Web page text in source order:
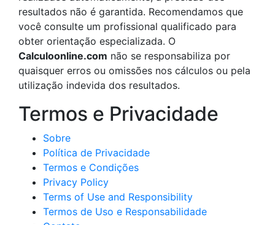
resultados não é garantida. Recomendamos que
você consulte um profissional qualificado para
obter orientação especializada. O
Calculoonline.com não se responsabiliza por
quaisquer erros ou omissões nos cálculos ou pela
utilização indevida dos resultados.
Termos e Privacidade
Sobre
Política de Privacidade
Termos e Condições
Privacy Policy
Terms of Use and Responsibility
Termos de Uso e Responsabilidade